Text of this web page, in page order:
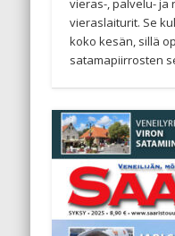
vieraslaiturit. Se
koko kesän, sillä
satamapiirrosten